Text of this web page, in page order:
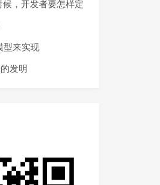
，开发者要怎样定
型来实现
发明